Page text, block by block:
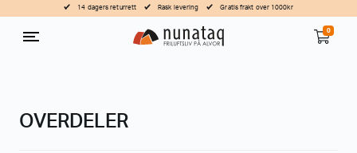
14 dagers returrett Rask levering Gratis frakt over 1000kr
0
OVERDELER